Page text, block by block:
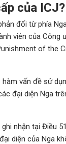
của ICJ?
đối từ phía
viên của
of the
vấn đề sử
đại diện Nga
nhận tại Điều
diện của Nga